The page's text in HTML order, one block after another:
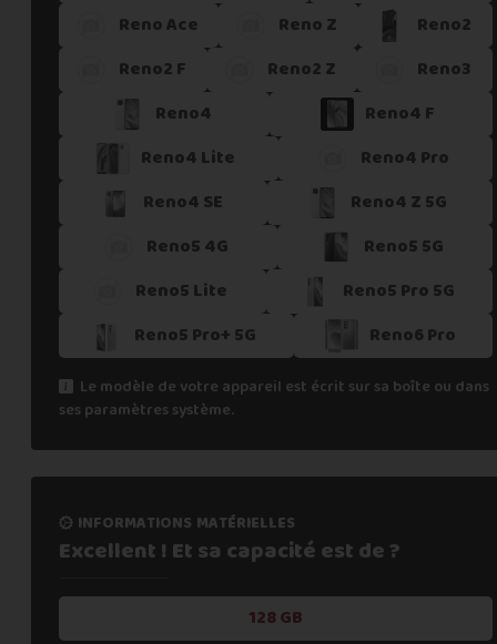
Si vous ne trouvez pas une offre correspondant aux
Vous pouvez éventuellement nous contacter.
Reno Ace
Reno Z
Reno2
Reno2 F
Reno2 Z
Reno3
Reno4
Reno4 F
Reno4 Lite
Reno4 Pro
Reno4 SE
Reno4 Z 5G
Reno5 4G
Reno5 5G
Reno5 Lite
Reno5 Pro 5G
Reno5 Pro+ 5G
Reno6 Pro
Le modèle de votre appareil est écrit sur sa boîte ou dans
ses paramètres système.
informations matérielles
Excellent ! Et sa capacitéest de ?
128 GB